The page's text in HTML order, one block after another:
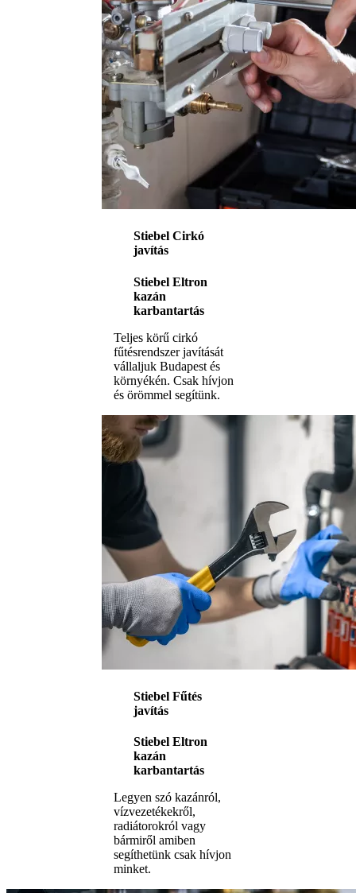
Stiebel Cirkó
javítás
Stiebel Eltron
kazán
karbantartás
Teljes körű cirkó
fűtésrendszer javítását
vállaljuk Budapest és
környékén. Csak hívjon
és örömmel segítünk.
Stiebel Fűtés
javítás
Stiebel Eltron
kazán
karbantartás
Legyen szó kazánról,
vízvezetékekről,
radiátorokról vagy
bármiről amiben
segíthetünk csak hívjon
minket.